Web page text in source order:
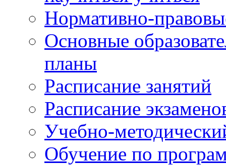
Нормативно-
Основные
планы
Расписание занятий
Расписание
Учебно-
Обучение по